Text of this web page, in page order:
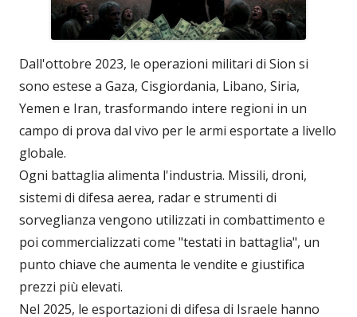
Dall'ottobre 2023, le operazioni militari di Sion si
sono estese a Gaza, Cisgiordania, Libano, Siria,
Yemen e Iran, trasformando intere regioni in un
campo di prova dal vivo per le armi esportate a livello
globale.
Ogni battaglia alimenta l'industria. Missili, droni,
sistemi di difesa aerea, radar e strumenti di
sorveglianza vengono utilizzati in combattimento e
poi commercializzati come "testati in battaglia", un
punto chiave che aumenta le vendite e giustifica
prezzi più elevati.
Nel 2025, le esportazioni di difesa di Israele hanno